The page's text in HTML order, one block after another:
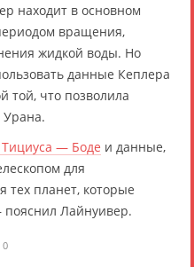
находит в основном
вращения,
жидкой воды. Но
данные Кеплера
той, что позволила
Урана.
— Боде и данные,
для
тех планет, которые
Лайнуивер.
0